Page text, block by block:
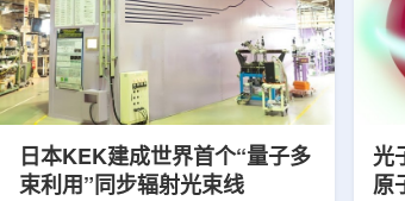
值，也为现代原子核理论模型提供了关
键实验验证。镄是自然界中不存在的人
工合成重元素，镄-255含有100个质子
和155个中子，实验获取极为困难。研究
团...
和
时
量
分
日本KEK建成世界首个“量子多
束利用”同步辐射光束线
光
原